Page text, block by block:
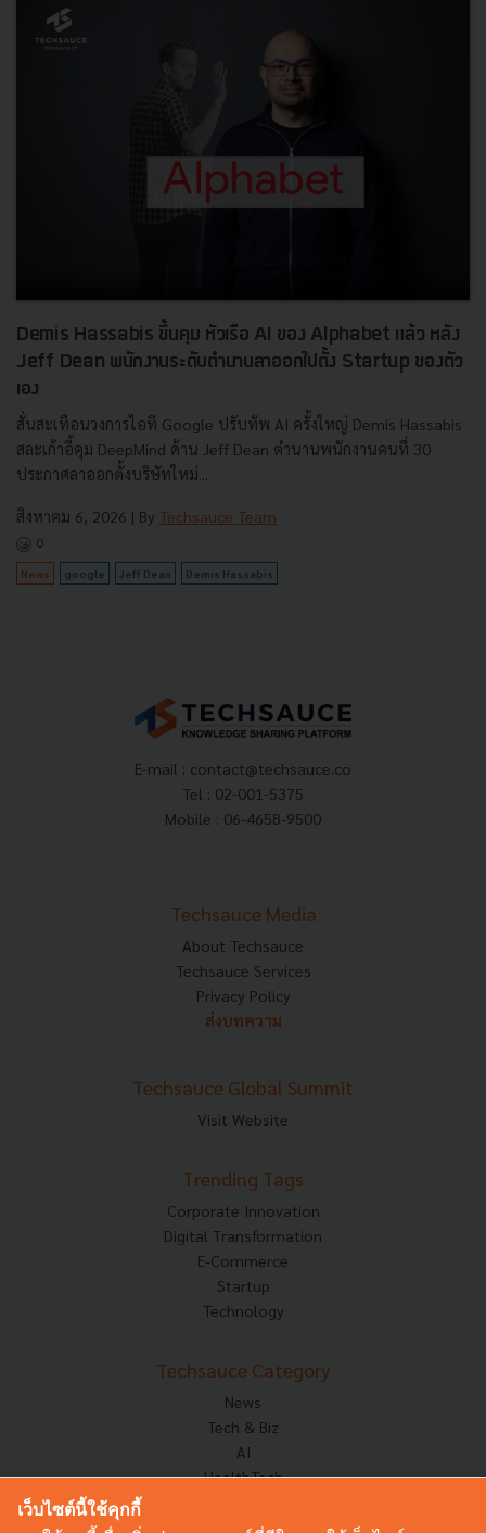
Demis Hassabis ขึ้นคุม หัวเรือ AI ของ Alphabet แล้ว หลัง
Jeff Dean พนักงานระดับตำนานลาออกไปตั้ง Startup ของตัว
เอง
สั่นสะเทือนวงการไอที Google ปรับทัพ AI ครั้งใหญ่ Demis Hassabis
สละเก้าอี้คุม DeepMind ด้าน Jeff Dean ตำนานพนักงานคนที่ 30
ประกาศลาออกตั้งบริษัทใหม่...
สิงหาคม 6, 2026 | By Techsauce Team
0
News google Jeff Dean Demis Hassabis
E-mail : contact@techsauce.co
Tel : 02-001-5375
Mobile : 06-4658-9500
Techsauce Media
About Techsauce
Techsauce Services
Privacy Policy
ส่งบทความ
Techsauce Global Summit
Visit Website
Trending Tags
Corporate Innovation
Digital Transformation
E-Commerce
Startup
Technology
Techsauce Category
News
Tech & Biz
AI
HealthTech
Corp Innov
เว็บไซต์นี้ใช้คุกกี้